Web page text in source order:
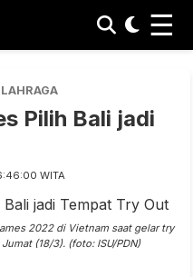
☰
Pilih Bali jadi
WITA
2022 di Vietnam saat gelar try
(18/3). (foto: ISU/PDN)